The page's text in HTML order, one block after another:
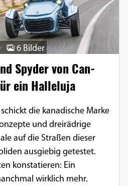
6 Bilder
Spyder von Can-
ein Halleluja
die kanadische Marke
und dreirädrige
auf die Straßen dieser
ausgiebig getestet.
konstatieren: Ein
wirklich mehr.